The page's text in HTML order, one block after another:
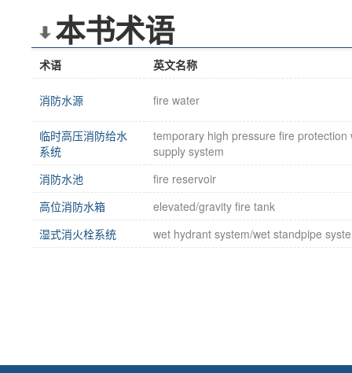
本书术语
术语 英文名称
消防水源 fire water
临时高压消防给水
系统
temporary high pressure fire protection
supply system
消防水池
fire reservoir
高位消防水箱
elevated/gravity fire tank
湿式消火栓系统
wet hydrant system/wet standpipe